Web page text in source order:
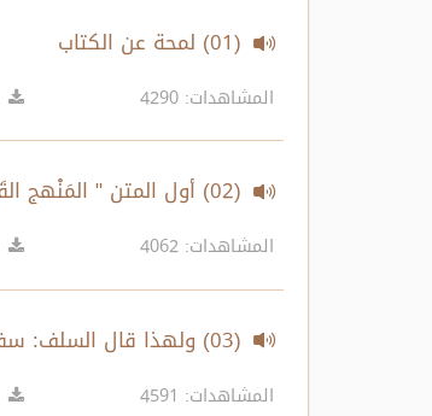
(01) لمحة عن الكتاب
المشاهدات: 4290
(02) أول المتن " المَنْهج القَوِيْم في اختصار اقتضاء الصراط المستقيم " للبعلي
المشاهدات: 4062
(03) ولهذا قال السلف: سفيان بن عيينة وغيره: "من فسد من علمائنا ففيه شبه من اليهود
المشاهدات: 4591